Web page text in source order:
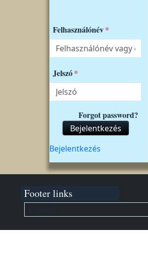
Felhasználónév
Jelszó
Forgot password?
Bejelentkezés
Felhasználói fiók menüje
Bejelentkezés
Footer links